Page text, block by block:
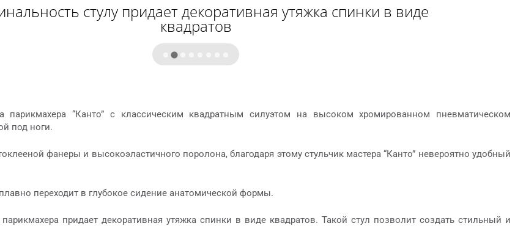
стулу придает декоративная утяжка спинки в виде
квадратов
парикмахера “Канто” с классическим квадратным силуэтом на высоком хромированном пневматическом
под ноги.
фанеры и высокоэластичного поролона, благодаря этому стульчик мастера “Канто” невероятно удобный
переходит в глубокое сидение анатомической формы.
парикмахера придает декоративная утяжка спинки в виде квадратов. Такой стул позволит создать стильный и